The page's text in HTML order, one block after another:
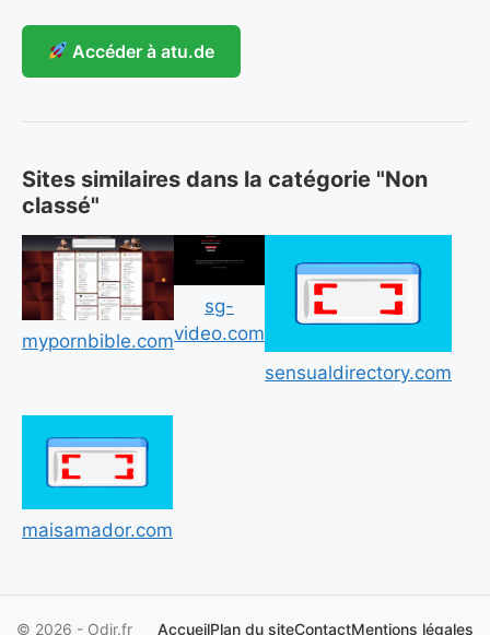
Accéder à atu.de
Sites similaires dans la catégorie "Non
classé"
mypornbible.com
sg-
video.com
sensualdirectory.com
maisamador.com
© 2026 - Odir.fr AccueilPlan du siteContactMentions légales